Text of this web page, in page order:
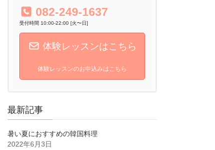
082-249-1637
受付時間 10:00-22:00 [火〜日]
体験レッスンはこちら
体験レッスンのお申込みはこちら
最新記事
暑い夏におすすめの韓国料理
2022年6月3日